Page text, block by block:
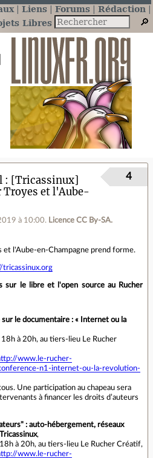
Liens Forums
Rédaction
Libres
[Tricassinux]
Troyes et l'Aube-
à 10:00. Licence CC By‑SA.
4
l'Aube-en-Champagne prend forme.
tricassinux.org
sur le libre et l'open source au Rucher
le documentaire : « Internet ou la
à 20h, au tiers-lieu Le Rucher
www.le-rucher-
n1-internet-ou-la-revolution-
Une participation au chapeau sera
à financer les droits d’auteurs
: auto-hébergement, réseaux
,
à 20h, au tiers-lieu Le Rucher Créatif,
www.le-rucher-